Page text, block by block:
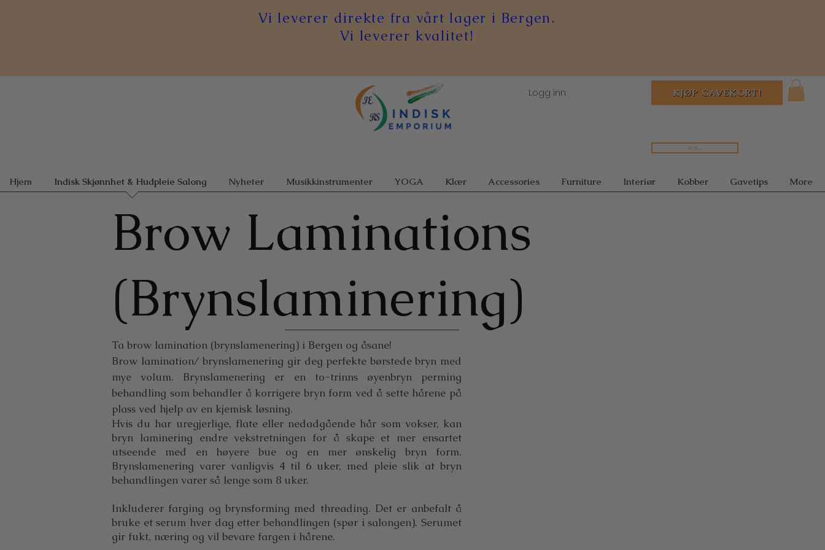
Vi leverer direkte fra vårt lager i Bergen.
Vi leverer kvalitet!
Logg inn KJØP GAVEKORT!
Søk...
Hjem Indisk Skjønnhet & Hudpleie Salong Nyheter Musikkinstrumenter YOGA Klær Accessories Furniture Interiør Kobber Gavetips More
Brow Laminations
(Brynslaminering)
Ta brow lamination (brynslamenering) i Bergen og åsane!
Brow lamination/ brynslamenering gir deg perfekte børstede bryn med
mye volum. Brynslamenering er en to-trinns øyenbryn perming
behandling som behandler å korrigere bryn form ved å sette hårene på
plass ved hjelp av en kjemisk løsning.
Hvis du har uregjerlige, flate eller nedadgående hår som vokser, kan
bryn laminering endre vekstretningen for å skape et mer ensartet
utseende med en høyere bue og en mer ønskelig bryn form.
Brynslamenering varer vanligvis 4 til 6 uker, med pleie slik at bryn
behandlingen varer så lenge som 8 uker.
Inkluderer farging og brynsforming med threading. Det er anbefalt å
bruke et serum hver dag etter behandlingen (spør i salongen). Serumet
gir fukt, næring og vil bevare fargen i hårene.